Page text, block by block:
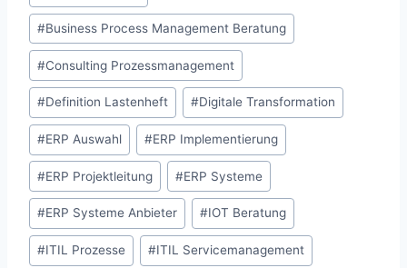
#Business Process Management Beratung
#Consulting Prozessmanagement
#Definition Lastenheft #Digitale Transformation
#ERP Auswahl #ERP Implementierung
#ERP Projektleitung #ERP Systeme
#ERP Systeme Anbieter #IOT Beratung
#ITIL Prozesse #ITIL Servicemanagement